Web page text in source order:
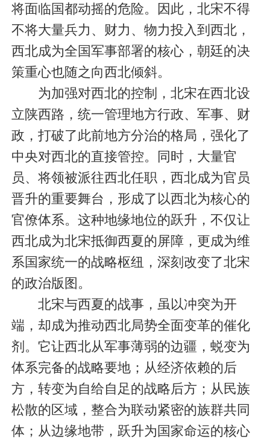
将面临国都动摇的危险。因此，北宋不得
不将大量兵力、财力、物力投入到西北，
西北成为全国军事部署的核心，朝廷的决
策重心也随之向西北倾斜。
为加强对西北的控制，北宋在西北设
立陕西路，统一管理地方行政、军事、财
政，打破了此前地方分治的格局，强化了
中央对西北的直接管控。同时，大量官
员、将领被派往西北任职，西北成为官员
晋升的重要舞台，形成了以西北为核心的
官僚体系。这种地缘地位的跃升，不仅让
西北成为北宋抵御西夏的屏障，更成为维
系国家统一的战略枢纽，深刻改变了北宋
的政治版图。
北宋与西夏的战事，虽以冲突为开
端，却成为推动西北局势全面变革的催化
剂。它让西北从军事薄弱的边疆，蜕变为
体系完备的战略要地；从经济依赖的后
方，转变为自给自足的战略后方；从民族
松散的区域，整合为联动紧密的族群共同
体；从边缘地带，跃升为国家命运的核心